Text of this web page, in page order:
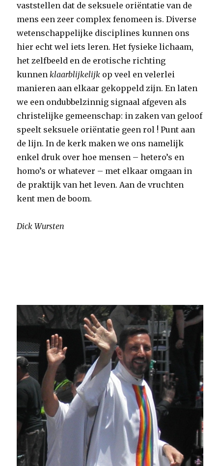
vaststellen dat de seksuele oriëntatie van de
mens een zeer complex fenomeen is. Diverse
wetenschappelijke disciplines kunnen ons
hier echt wel iets leren. Het fysieke lichaam,
het zelfbeeld en de erotische richting
kunnenklaarblijkelijk op veel en velerlei
manieren aan elkaar gekoppeld zijn. En laten
we een ondubbelzinnig signaal afgeven als
christelijke gemeenschap: in zaken van geloof
speelt seksuele oriëntatie geen rol ! Punt aan
de lijn. In de kerk maken we ons namelijk
enkel druk over hoe mensen – hetero’s en
homo’s or whatever – met elkaar omgaan in
de praktijk van het leven. Aan de vruchten
kent men de boom.
Dick Wursten